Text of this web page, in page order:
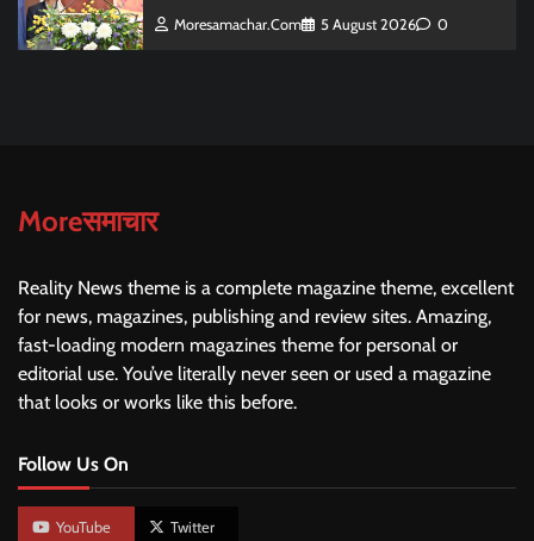
Moresamachar.com 5 August 2026 0
Moreसमाचार
Reality News theme is a complete magazine theme, excellent
for news, magazines, publishing and review sites. Amazing,
fast-loading modern magazines theme for personal or
editorial use. You’ve literally never seen or used a magazine
that looks or works like this before.
Follow Us On
YouTube Twitter